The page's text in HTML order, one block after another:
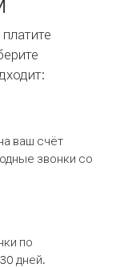
ваш счёт
звонки со
по
дней.